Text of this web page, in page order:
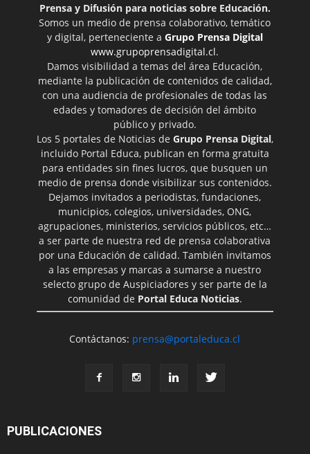
Prensa y Difusión para noticias sobre Educación.
Somos un medio de prensa colaborativo, temático
y digital, perteneciente a Grupo Prensa Digital
www.grupoprensadigital.cl.
Damos visibilidad a temas del área Educación,
mediante la publicación de contenidos de calidad,
con una audiencia de profesionales de todas las
edades y tomadores de decisión del ámbito
público y privado.
Los 5 portales de Noticias de Grupo Prensa Digital,
incluido Portal Educa, publican en forma gratuita
para entidades sin fines lucros, que busquen un
medio de prensa donde visibilizar sus contenidos.
Dejamos invitados a periodistas, fundaciones,
municipios, colegios, universidades, ONG,
agrupaciones, ministerios, servicios públicos, etc…
a ser parte de nuestra red de prensa colaborativa
por una Educación de calidad. También invitamos
a las empresas y marcas a sumarse a nuestro
selecto grupo de Auspiciadores y ser parte de la
comunidad de Portal Educa Noticias.
Contáctanos: prensa@portaleduca.cl
PUBLICACIONES